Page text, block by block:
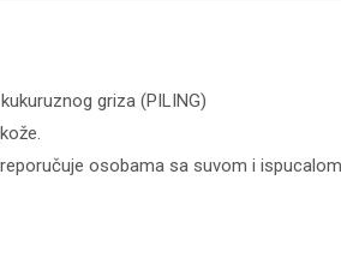
griza (PILING)
osobama sa suvom i